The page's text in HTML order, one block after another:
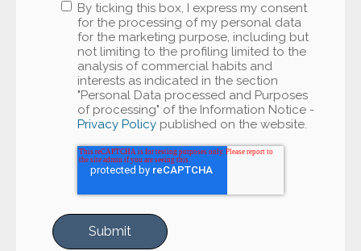
By ticking this box, I express my consent
for the processing of my personal data
for the marketing purpose, including but
not limiting to the profiling limited to the
analysis of commercial habits and
interests as indicated in the section
"Personal Data processed and Purposes
of processing" of the Information Notice -
Privacy Policy published on the website.